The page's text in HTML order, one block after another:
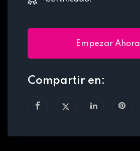
Empezar Ahora
Compartir en: